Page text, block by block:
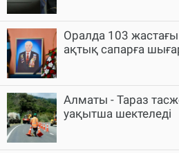
Оралда 103 жастағы
ақтық сапарға
Алматы - Тараз
уақытша шектеледі